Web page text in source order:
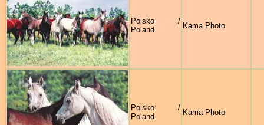
Polsko /
Poland
Kama Photo
Polsko /
Poland
Kama Photo